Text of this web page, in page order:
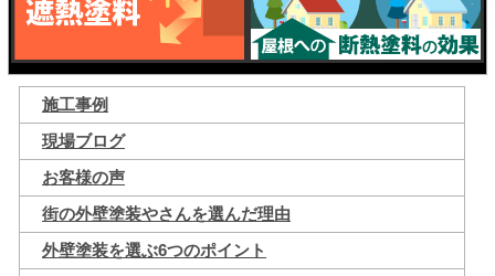
施工事例
現場ブログ
お客様の声
街の外壁塗装やさんを選んだ理由
外壁塗装を選ぶ6つのポイント